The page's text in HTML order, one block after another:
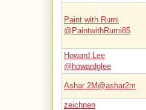
Paint with Rumi
@PaintwithRumi85
Howard Lee
@howardglee
Ashar 2M@ashar2m
zeichnen